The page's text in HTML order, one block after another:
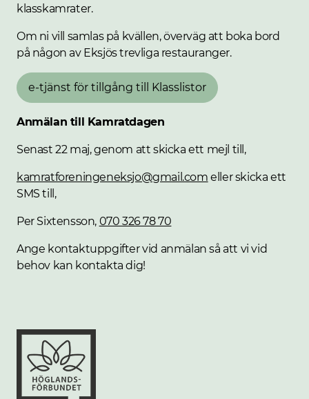
klasskamrater.
Om ni vill samlas på kvällen, överväg att boka bord
på någon av Eksjös trevliga restauranger.
e-tjänst för tillgång till Klasslistor
Anmälan till Kamratdagen
Senast 22 maj, genom att skicka ett mejl till,
kamratforeningeneksjo@gmail.com eller skicka ett
SMS till,
Per Sixtensson, 070 326 78 70
Ange kontaktuppgifter vid anmälan så att vi vid
behov kan kontakta dig!